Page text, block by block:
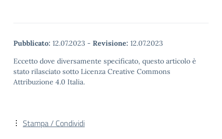
Pubblicato: 12.07.2023 - Revisione: 12.07.2023
Eccetto dove diversamente specificato, questo articolo è
stato rilasciato sotto Licenza Creative Commons
Attribuzione 4.0 Italia.
Stampa / Condividi